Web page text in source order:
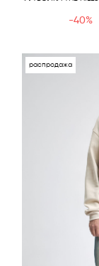
-40%
распродажа